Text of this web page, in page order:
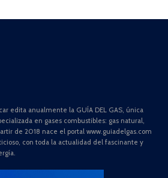
edita anualmente la GUÍA DEL GAS, única
en gases combustibles: gas natural,
de 2018 nace el portal www.guiadelgas.com
con toda la actualidad del fascinante y